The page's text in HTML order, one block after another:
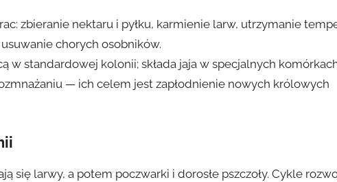
zbieranie nektaru i pyłku, karmienie larw, utrzymanie
chorych osobników.
w standardowej kolonii; składa jaja w specjalnych
— ich celem jest zapłodnienie nowych królowych
się larwy, a potem poczwarki i dorosłe pszczoły. Cykle